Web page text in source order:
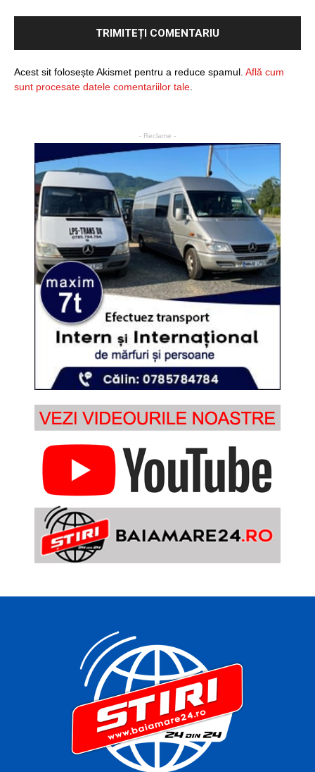
Acest sit folosește Akismet pentru a reduce spamul. Află cum
sunt procesate datele comentariilor tale.
- Reclame -